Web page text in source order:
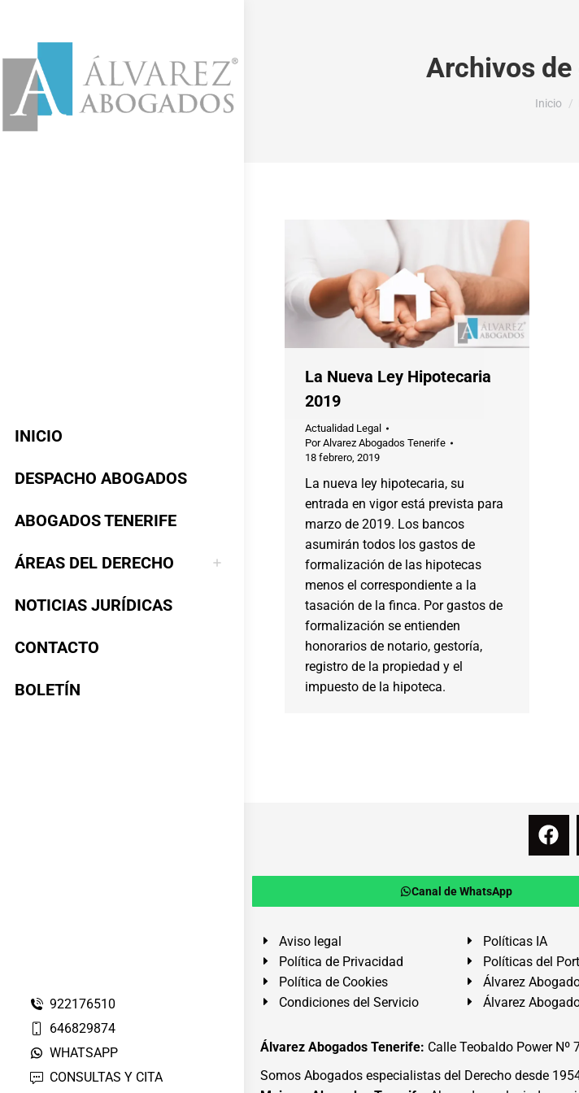
INICIO
DESPACHO ABOGADOS
ABOGADOS TENERIFE
ÁREAS DEL DERECHO
NOTICIAS JURÍDICAS
CONTACTO
BOLETÍN
922176510
646829874
WHATSAPP
CONSULTAS Y CITA
Archivos
Estás
Inicio
La Nueva Ley Hipotecaria
2019
Actualidad Legal
PorAlvarez Abogados Tenerife
18 febrero, 2019
La nueva ley hipotecaria, su
entrada en vigor está prevista para
marzo de 2019. Los bancos
asumirán todos los gastos de
formalización de las hipotecas
menos el correspondiente a la
tasación de la finca. Por gastos de
formalización se entienden
honorarios de notario, gestoría,
registro de la propiedad y el
impuesto de la hipoteca.
Canal de WhatsApp
Aviso legal
Política de Privacidad
Política de Cookies
Condiciones del Servicio
Políticas IA
Políticas del
Álvarez
Álvarez
Álvarez Abogados Tenerife: Calle Teobaldo Power Nº
Somos Abogados especialistas del Derecho desde